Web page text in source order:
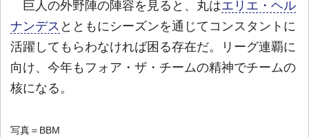
巨人の外野陣の陣容を見ると、丸はエリエ・ヘル
ナンデス とともにシーズンを通じてコンスタントに
活躍してもらわなければ困る存在だ。リーグ連覇に
向け、今年もフォア・ザ・チームの精神でチームの
核になる。
写真＝BBM